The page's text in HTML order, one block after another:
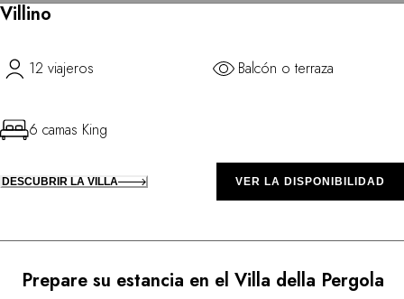
Prepare su estancia en el Villa della Pergola
Villino
12 viajeros Balcón o terraza
6 camas King
DESCUBRIR LA VILLA VER LA DISPONIBILIDAD